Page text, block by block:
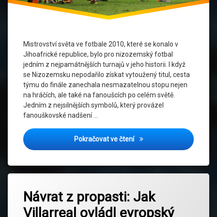
Mistrovství světa ve fotbale 2010, které se konalo v
Jihoafrické republice, bylo pro nizozemský fotbal
jedním z nejpamátnějších turnajů v jeho historii. I když
se Nizozemsku nepodařilo získat vytoužený titul, cesta
týmu do finále zanechala nesmazatelnou stopu nejen
na hráčích, ale také na fanoušcích po celém světě.
Jedním z nejsilnějších symbolů, který provázel
fanouškovské nadšení …
Pokračovat ve čteníMS 2010: Jak Oranžový
fotbalu
MS
2010
Národní
Identita
Nizozemská
Reprezentace
Nizozemský
Fotbal
Sociální
média
Návrat z propasti: Jak
Villarreal ovládl evropský
Evropský
fotbal
komentář
na
Návrat